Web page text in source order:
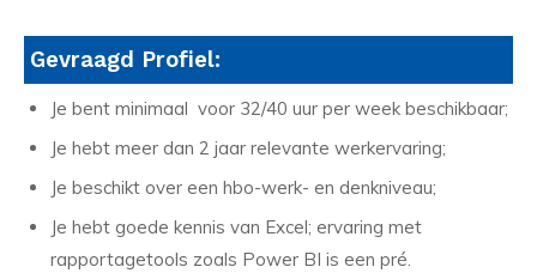
Gevraagd Profiel:
Je bent minimaal voor 32/40 uur per week beschikbaar;
Je hebt meer dan 2 jaar relevante werkervaring;
Je beschikt over een hbo-werk- en denkniveau;
Je hebt goede kennis van Excel; ervaring met
rapportagetools zoals Power BI is een pré.